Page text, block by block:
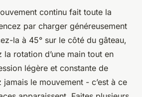
continu fait toute la
par charger généreusement
la à 45° sur le côté du gâteau,
la rotation d’une main tout en
légère et constante de
jamais le mouvement - c’est à ce